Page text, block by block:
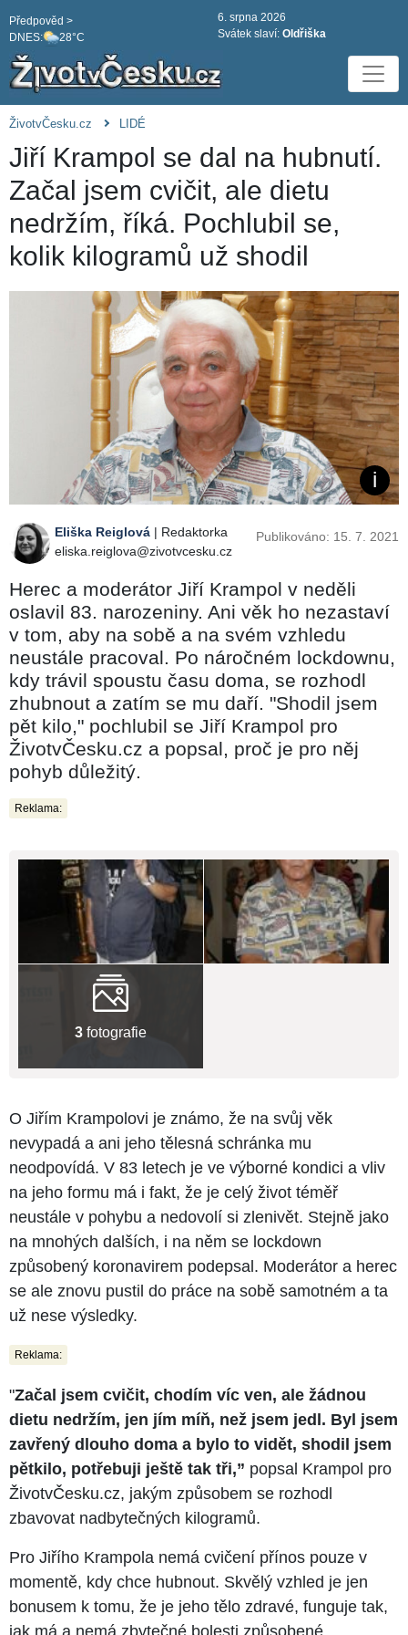
DNES: 28°C
Předpověd >
6. srpna 2026
Svátek slaví: Oldřiška
ŽivotvČesku.cz LIDÉ
Jiří Krampol se dal na hubnutí.
Začal jsem cvičit, ale dietu
nedržím, říká. Pochlubil se,
kolik kilogramů už shodil
Eliška Reiglová | Redaktorka
eliska.reiglova@zivotvcesku.cz
Publikováno: 15. 7. 2021
Herec a moderátor Jiří Krampol v neděli
oslavil 83. narozeniny. Ani věk ho nezastaví
v tom, aby na sobě a na svém vzhledu
neustále pracoval. Po náročném lockdownu,
kdy trávil spoustu času doma, se rozhodl
zhubnout a zatím se mu daří. "Shodil jsem
pět kilo," pochlubil se Jiří Krampol pro
ŽivotvČesku.cz a popsal, proč je pro něj
pohyb důležitý.
Reklama:
3 fotografie
O Jiřím Krampolovi je známo, že na svůj věk
nevypadá a ani jeho tělesná schránka mu
neodpovídá. V 83 letech je ve výborné kondici a vliv
na jeho formu má i fakt, že je celý život téměř
neustále v pohybu a nedovolí si zlenivět. Stejně jako
na mnohých dalších, i na něm se lockdown
způsobený koronavirem podepsal. Moderátor a herec
se ale znovu pustil do práce na sobě samotném a ta
už nese výsledky.
Reklama:
"Začal jsem cvičit, chodím víc ven, ale žádnou
dietu nedržím, jen jím míň, než jsem jedl. Byl jsem
zavřený dlouho doma a bylo to vidět, shodil jsem
pětkilo, potřebuji ještě tak tři,” popsal Krampol pro
ŽivotvČesku.cz, jakým způsobem se rozhodl
zbavovat nadbytečných kilogramů.
Pro Jiřího Krampola nemá cvičení přínos pouze v
momentě, kdy chce hubnout. Skvělý vzhled je jen
bonusem k tomu, že je jeho tělo zdravé, funguje tak,